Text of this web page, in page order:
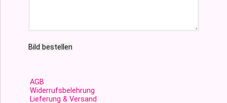
Bild bestellen
AGB
Widerrufsbelehrung
Lieferung & Versand